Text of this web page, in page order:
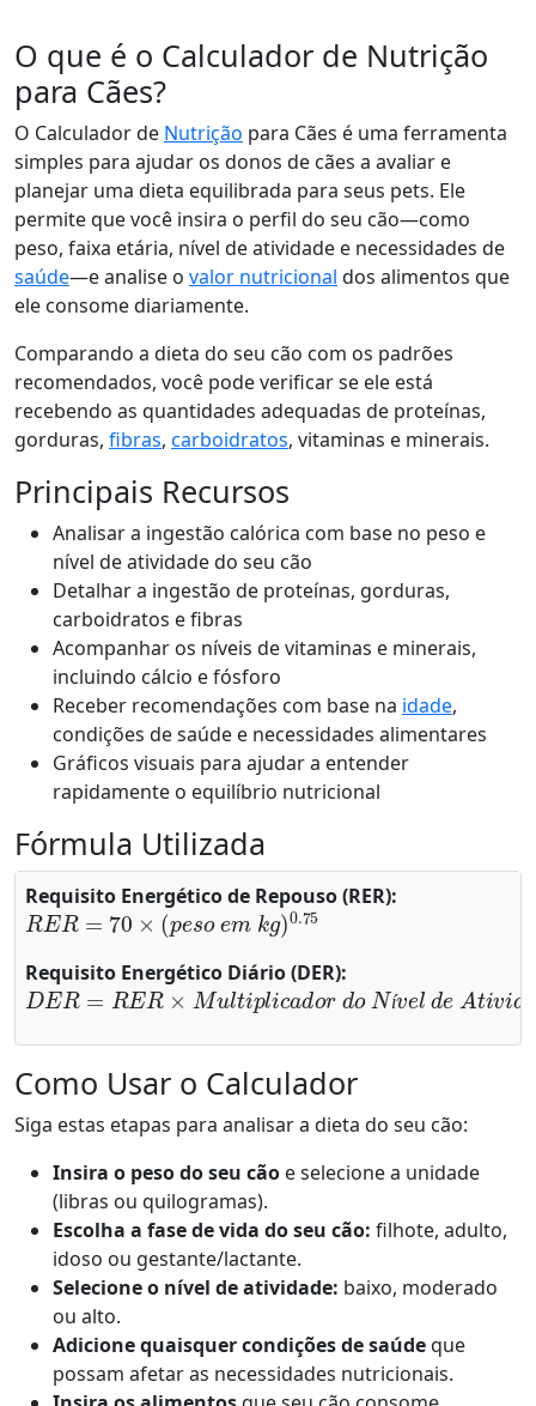
O que é o Calculador de Nutrição
para Cães?
O Calculador de Nutrição para Cães é uma ferramenta
simples para ajudar os donos de cães a avaliar e
planejar uma dieta equilibrada para seus pets. Ele
permite que você insira o perfil do seu cão—como
peso, faixa etária, nível de atividade e necessidades de
saúde—e analise o valor nutricional dos alimentos que
ele consome diariamente.
Comparando a dieta do seu cão com os padrões
recomendados, você pode verificar se ele está
recebendo as quantidades adequadas de proteínas,
gorduras, fibras, carboidratos, vitaminas e minerais.
Principais Recursos
Analisar a ingestão calórica com base no peso e
nível de atividade do seu cão
Detalhar a ingestão de proteínas, gorduras,
carboidratos e fibras
Acompanhar os níveis de vitaminas e minerais,
incluindo cálcio e fósforo
Receber recomendações com base na idade,
condições de saúde e necessidades alimentares
Gráficos visuais para ajudar a entender
rapidamente o equilíbrio nutricional
Fórmula Utilizada
Requisito Energético de Repouso (RER):
RER=70×(pesoem kg)0.75
Requisito Energético Diário (DER):
í
DER=RER×Multiplicador doNív l d A ti d
Como Usar o Calculador
Siga estas etapas para analisar a dieta do seu cão:
Insira o peso do seu cão e selecione a unidade
(libras ou quilogramas).
Escolha a fase de vida do seu cão: filhote, adulto,
idoso ou gestante/lactante.
Selecione o nível de atividade: baixo, moderado
ou alto.
Adicione quaisquer condições de saúdeque
possam afetar as necessidades nutricionais.